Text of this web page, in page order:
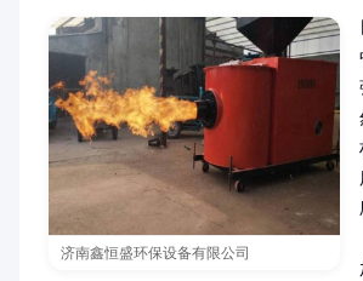
济南鑫恒盛环保设备有限公司